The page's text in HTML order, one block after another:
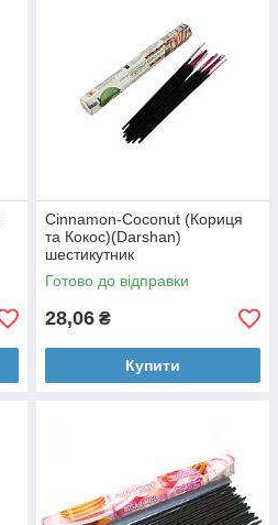
Cinnamon-Coconut (Кориця
та Кокос)(Darshan)
шестикутник
Готово до відправки
28,06 ₴
Купити